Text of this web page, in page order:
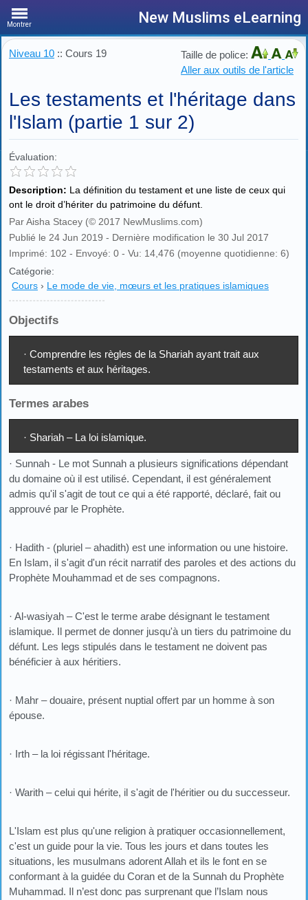
Montrer New Muslims eLearning
Niveau 10 :: Cours 19
Taille de police:
Aller aux outils de l'article
Les testaments et l'héritage dans
l'Islam (partie 1 sur 2)
Évaluation:
Description: La définition du testament et une liste de ceux qui
ont le droit d’hériter du patrimoine du défunt.
Par Aisha Stacey (© 2017 NewMuslims.com)
Publié le 24 Jun 2019 - Dernière modification le 30 Jul 2017
Imprimé: 102 - Envoyé: 0 - Vu: 14,476 (moyenne quotidienne: 6)
Catégorie:
Cours › Le mode de vie, mœurs et les pratiques islamiques
Objectifs
· Comprendre les règles de la Shariah ayant trait aux
testaments et aux héritages.
Termes arabes
· Shariah – La loi islamique.
· Sunnah - Le mot Sunnah a plusieurs significations dépendant
du domaine où il est utilisé. Cependant, il est généralement
admis qu'il s'agit de tout ce qui a été rapporté, déclaré, fait ou
approuvé par le Prophète.
· Hadith - (pluriel – ahadith) est une information ou une histoire.
En Islam, il s'agit d'un récit narratif des paroles et des actions du
Prophète Mouhammad et de ses compagnons.
· Al-wasiyah – C'est le terme arabe désignant le testament
islamique. Il permet de donner jusqu'à un tiers du patrimoine du
défunt. Les legs stipulés dans le testament ne doivent pas
bénéficier à aux héritiers.
· Mahr – douaire, présent nuptial offert par un homme à son
épouse.
· Irth – la loi régissant l'héritage.
· Warith – celui qui hérite, il s'agit de l'héritier ou du successeur.
L'Islam est plus qu'une religion à pratiquer occasionnellement,
c'est un guide pour la vie. Tous les jours et dans toutes les
situations, les musulmans adorent Allah et ils le font en se
conformant à la guidée du Coran et de la Sunnah du Prophète
Muhammad. Il n’est donc pas surprenant que l’Islam nous